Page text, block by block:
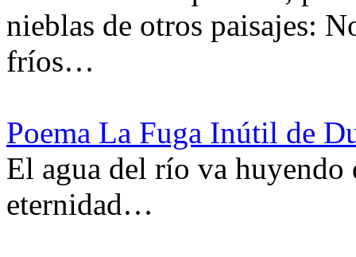
nieblas de otros paisajes:
fríos…
Poema La Fuga Inútil de
El agua del río va huyendo
eternidad…